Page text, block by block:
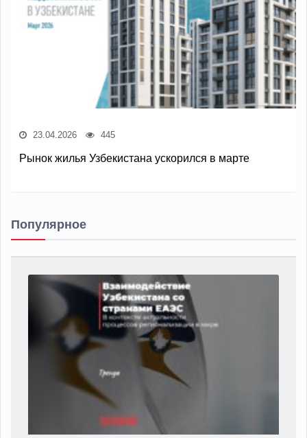
23.04.2026 445
Рынок жилья Узбекистана ускорился в марте
Популярное